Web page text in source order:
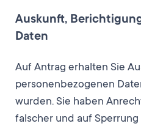
Auskunft,
Daten
Auf Antrag erhalten Sie
personenbezogenen
wurden. Sie haben
falscher und auf